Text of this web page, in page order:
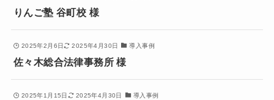
りんご塾 谷町校 様
2025年2月6日 2025年4月30日 導入事例
佐々木総合法律事務所 様
2025年1月15日 2025年4月30日 導入事例